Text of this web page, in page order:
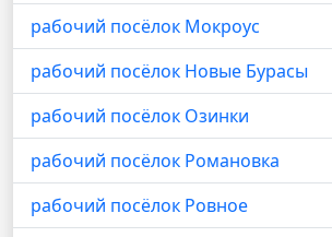
рабочий посёлок Мокроус
рабочий посёлок Новые Бурасы
рабочий посёлок Озинки
рабочий посёлок Романовка
рабочий посёлок Ровное